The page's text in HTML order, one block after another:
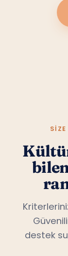
destek